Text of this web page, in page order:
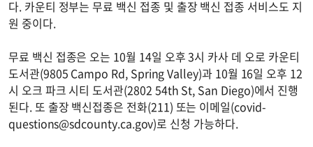
다. 카운티 정부는 무료 백신 접종 및 출장 백신 접종 서비스도 지
원 중이다.
무료 백신 접종은 오는 10월 14일 오후 3시 카사 데 오로 카운티
도서관(9805 Campo Rd, Spring Valley)과 10월 16일 오후 12
시 오크 파크 시티 도서관(2802 54th St, San Diego)에서 진행
된다. 또 출장 백신접종은 전화(211) 또는 이메일(covid-
questions@sdcounty.ca.gov)로 신청 가능하다.